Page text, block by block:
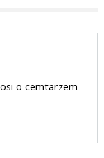
o cemtarzem